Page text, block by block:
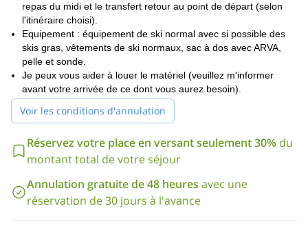
Pour les plusskieurs expérimentésnous pouvons combiner les
Vallée Blancheavec une descente de
Toula. J'aime particulièrement ce dernier car très peu de gens y
vont. De plus, il est assez sauvage et il traverse une forêt où la
neige peut être très profonde.
Si vous êtes dans le massif du Mont-Blanc au cours de l'hiver
prochain et si vous souhaitez vivre quelque chose de très
différent, envoyez-moi une demande et planifions ensemble
cette fantastique journée de ski.
repas du midi et le transfert retour au point de départ (selon
l'itinéraire choisi).
Equipement : équipement de ski normal avec si possible des
skis gras, vêtements de ski normaux, sac à dos avec ARVA,
pelle et sonde.
Je peux vous aider à louer le matériel (veuillez m'informer
avant votre arrivée de ce dont vous aurez besoin).
Voir les conditions d'annulation
Réservez votre place en versant seulement 30% du
montant total de votre séjour
Annulation gratuite de 48 heures avec une
réservation de 30 jours à l'avance